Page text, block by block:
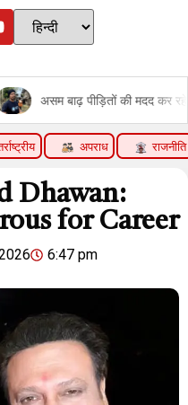
की मदद कर रहे हैं सलमान खान:500
अपराध राजनीति
Dhawan:
for Career
6:47 pm